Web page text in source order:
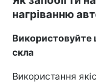
нагріванню
Використовуйте
скла
Використання